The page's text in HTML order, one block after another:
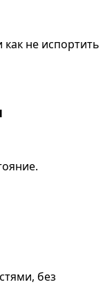
не испортить
без